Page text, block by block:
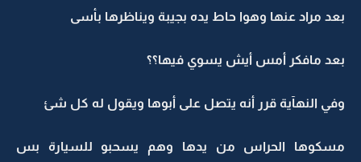
بعد مراد عنها وهوا حاط يده بجيبة ويناظرها بأسى
بعد مافكر أمس أيش يسوي فيها؟؟
وفي النهآية قرر أنه يتصل على أبوها ويقول له كل شئ
مسكوها الحراس من يدها وهم يسحبو للسيارة بس